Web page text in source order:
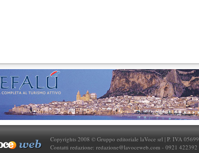
Copyrights 2008 © Gruppo editoriale laVoce srl | P. IVA
Contatti redazione: redazione@lavoceweb.com - 0921 422392